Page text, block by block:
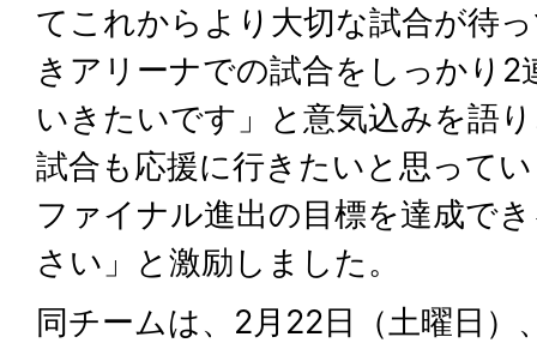
てこれからより大切な試合が待
きアリーナでの試合をしっかり2
いきたいです」と意気込みを語
試合も応援に行きたいと思って
ファイナル進出の目標を達成で
さい」と激励しました。
同チームは、2月22日（土曜日）